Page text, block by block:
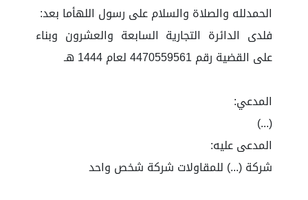
الحمدلله والصلاة والسلام على رسول اللهأما بعد:
فلدى الدائرة التجارية السابعة والعشرون وبناء
على القضية رقم 4470559561 لعام 1444 هـ
المدعي:
(...)
المدعى عليه:
شركة (...) للمقاولات شركة شخص واحد